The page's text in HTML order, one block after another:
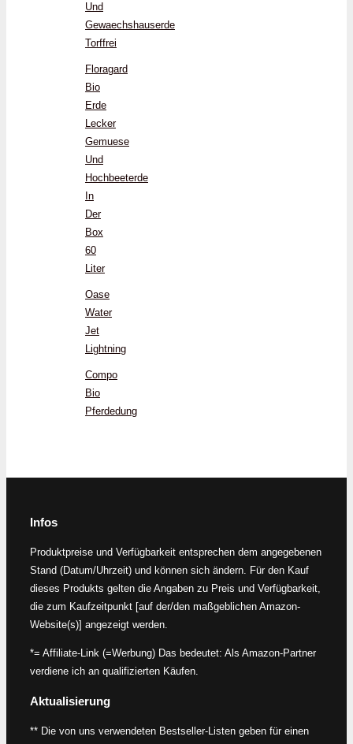
Und
Gewaechshauserde
Torffrei
Floragard
Bio
Erde
Lecker
Gemuese
Und
Hochbeeterde
In
Der
Box
60
Liter
Oase
Water
Jet
Lightning
Compo
Bio
Pferdedung
Infos
Produktpreise und Verfügbarkeit entsprechen dem angegebenen
Stand (Datum/Uhrzeit) und können sich ändern. Für den Kauf
dieses Produkts gelten die Angaben zu Preis und Verfügbarkeit,
die zum Kaufzeitpunkt [auf der/den maßgeblichen Amazon-
Website(s)] angezeigt werden.
*= Affiliate-Link (=Werbung) Das bedeutet: Als Amazon-Partner
verdiene ich an qualifizierten Käufen.
Aktualisierung
** Die von uns verwendeten Bestseller-Listen geben für einen